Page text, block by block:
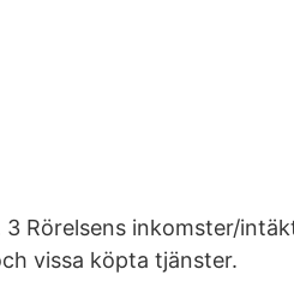
Rörelsens inkomster/
vissa köpta tjänster.